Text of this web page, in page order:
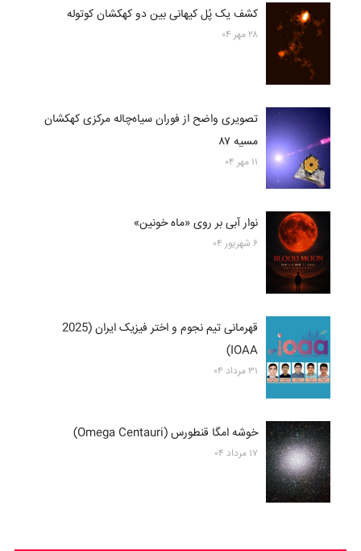
کشف یک پُل کیهانی بین دو کهکشان کوتوله
۲۸ مهر ۰۴
تصویری واضح از فوران سیاه‌چاله مرکزی کهکشان
مسیه ۸۷
۱۱ مهر ۰۴
نوار آبی بر روی «ماه خونین»
۶ شهریور ۰۴
قهرمانی تیم نجوم و اختر فیزیک ایران (2025
IOAA)
۳۱ مرداد ۰۴
خوشه امگا قنطورس (Omega Centauri)
۱۷ مرداد ۰۴